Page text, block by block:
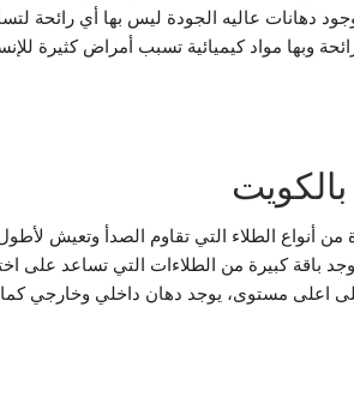
دهانات عاليه الجودة ليس بها أي رائحة
وبها مواد كيميائية تسبب أمراض كثيرة
أنواع الطلاء التي تقاوم الصدأ وتعيش
باقة كبيرة من الطلاءات التي تساعد على
اعلى مستوى، يوجد دهان داخلي وخارجي